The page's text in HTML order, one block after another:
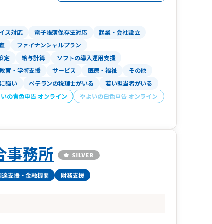
ス対応 電子帳簿保存法対応
起業・会社設立
ファイナンシャルプラン
定 給与計算 ソフトの導入運用支援
教育・学術支援 サービス 医療・福祉 その他
強い ベテランの税理士がいる 若い担当者がいる
の青色申告 オンライン
やよいの白色申告 オンライン
事務所